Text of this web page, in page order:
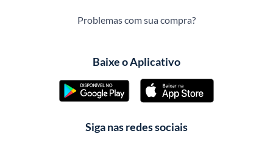
Problemas com sua compra?
Baixe o Aplicativo
Siga nas redes sociais